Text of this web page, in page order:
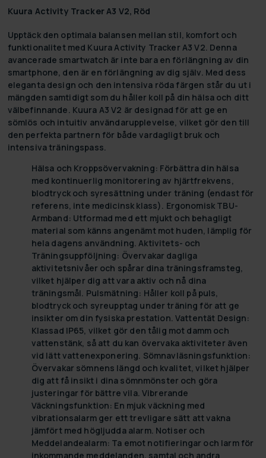
Kuura Activity Tracker A3 V2, Röd
Upptäck den optimala balansen mellan stil, komfort och
funktionalitet med Kuura Activity Tracker A3 V2. Denna
avancerade smartwatch är inte bara en förlängning av din
smartphone, den är en förlängning av dig själv. Med dess
eleganta design och den intensiva röda färgen står du ut i
mängden samtidigt som du håller koll på din hälsa och ditt
välbefinnande. Kuura A3 V2 är designad för att ge en
sömlös och intuitiv användarupplevelse, vilket gör den till
den perfekta partnern för både vardagligt bruk och
intensiva träningspass.
Hälsa och Kroppsövervakning: Förbättra din hälsa
med kontinuerlig monitorering av hjärtfrekvens,
blodtryck och syresättning under träning (endast för
referens, inte medicinsk klass). Ergonomisk TBU-
Armband: Utformad med ett mjukt och behagligt
material som känns angenämt mot huden, lämplig för
hela dagens användning.Aktivitets- och
Träningsuppföljning: Övervakar dagliga
aktivitetsnivåer och spårar dina träningsframsteg,
vilket hjälper dig att vara aktiv och nå dina
träningsmål. Pulsmätning: Håller koll på puls,
blodtryck och syreupptag under träning för att ge
insikter om din fysiska prestation.Vattentät Design:
Klassad IP65, vilket gör den tålig mot damm och
vattenstänk, så att du kan övervaka aktiviteter även
vid lätt vattenexponering. Sömnavläsningsfunktion:
Övervakar sömnens längd och kvalitet, vilket hjälper
dig att få insikt i dina sömnmönster och göra
justeringar för bättre vila. Vibrerande
Väckningsfunktion: En mjuk väckning med
vibrationsalarm ger ett trevligare sätt att vakna
jämfört med högljudda alarm. Notiser och
Meddelandealarm: Ta emot notifieringar och larm för
inkommande meddelanden, samtal och andra